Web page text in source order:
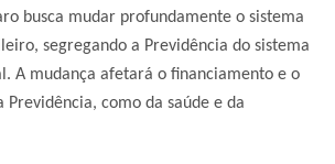
busca mudar profundamente o sistema
segregando a Previdência do sistema
A mudança afetará o financiamento e o
como da saúde e da